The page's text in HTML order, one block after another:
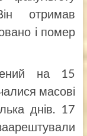
отримав
і помер
на 15
масові
днів. 17